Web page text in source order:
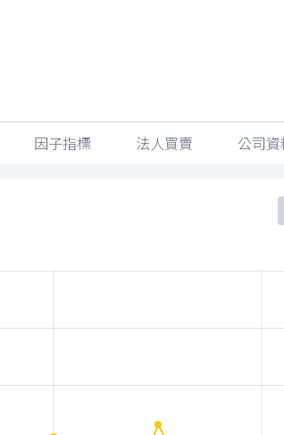
因子指標 法人買賣 公司資